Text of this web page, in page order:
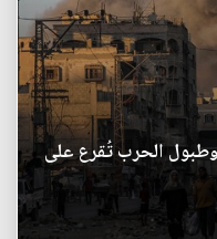
الحرب تُقرع على